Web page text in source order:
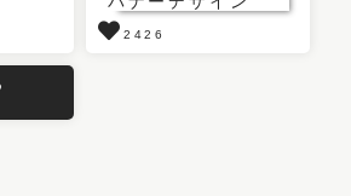
2426